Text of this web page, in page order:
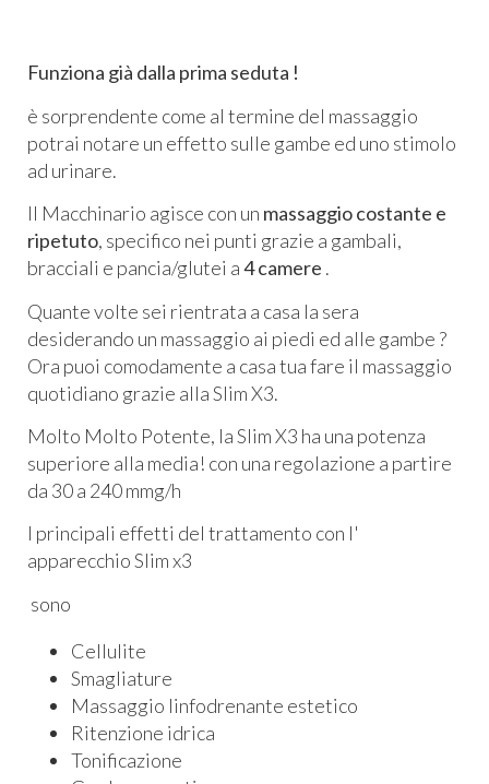
Funziona già dalla prima seduta !
è sorprendente come al termine del massaggio
potrai notare un effetto sulle gambe ed uno stimolo
ad urinare.
Il Macchinario agisce con un massaggio costante e
ripetuto, specifico nei punti grazie a gambali,
bracciali e pancia/glutei a4 camere .
Quante volte sei rientrata a casa la sera
desiderando un massaggio ai piedi ed alle gambe ?
Ora puoi comodamente a casa tua fare il massaggio
quotidiano grazie alla Slim X3.
Molto Molto Potente, la Slim X3 ha una potenza
superiore alla media! con una regolazione a partire
da 30 a 240 mmg/h
I principali effetti del trattamento con l'
apparecchio Slim x3
sono
Cellulite
Smagliature
Massaggio linfodrenante estetico
Ritenzione idrica
Tonificazione